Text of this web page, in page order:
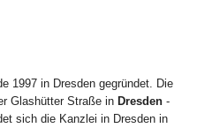
1997 in Dresden gegründet. Die
Glashütter Straße in Dresden -
sich die Kanzlei in Dresden in